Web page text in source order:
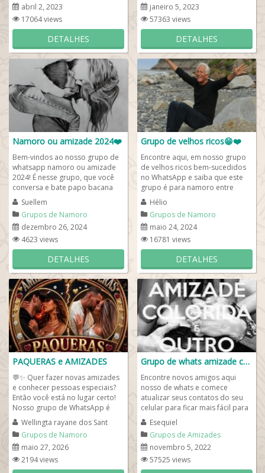
abril 2, 2023
17064 views
DETALHES
janeiro 5, 2023
57363 views
DETALHES
Namoro ou amizade 2024❤️
Bem-vindos ao nosso grupo de
whatsapp namoro ou amizade
2024! É nesse grupo, que você
conversa e bate papo bacana
com muita gente e faz novas
amizades e...
Suellem
Grupos de Namoro
dezembro 26, 2024
4623 views
DETALHES
Grupo de velhos ricos😁❤️
Encontre aqui, em nosso grupo
de velhos ricos bem-sucedidos
no WhatsApp e saiba que este
grupo é para namoro entre
homens ricos que querem
bancar whatsapp....
Hélio
Grupos de Namoro
maio 24, 2024
16781 views
DETALHES
PAQUERAS e AMIZADES
💬✨ Quer fazer novas amizades
e conhecer pessoas especiais?
Então você está no lugar certo!
Nosso grupo de WhatsApp é
voltado para pessoas maduras...
Wellingta rayane dos Sant
Grupos de Namoro
maio 27, 2026
2194 views
Grupo de whats amizade colorida
Encontre novos amigos aqui
nosso de whats e comece
atualizar seus contatos do seu
celular para ficar mais fácil para
entrar no nosso grupo de whats
amizade...
Esequiel
Grupos de Amizades
novembro 5, 2022
57525 views